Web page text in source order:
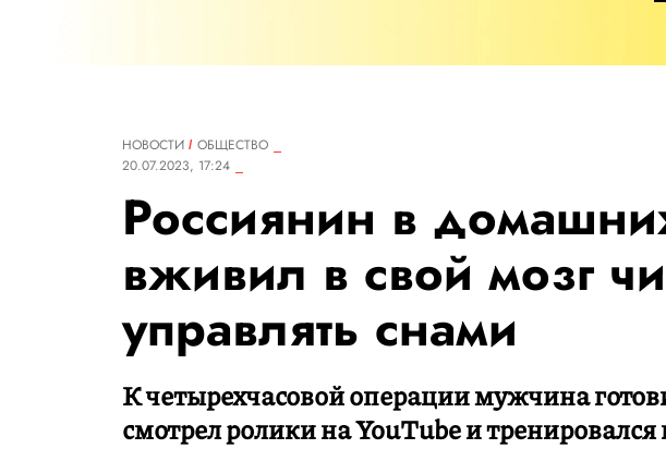
НОВОСТИ
ОБЩЕСТВО
20.07.2023, 17:24
Россиянин в
вживил в свой мозг
управлять снами
К четырехчасовой операции мужчина
смотрел ролики на YouTube и тренировался